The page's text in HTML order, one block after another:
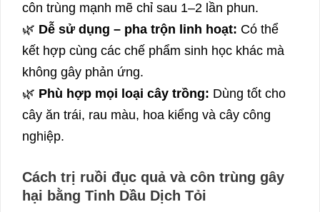
côn trùng mạnh mẽ chỉ sau 1–2 lần phun.
🌿 Dễ sử dụng – pha trộn linh hoạt: Có thể
kết hợp cùng các chế phẩm sinh học khác mà
không gây phản ứng.
🌿 Phù hợp mọi loại cây trồng: Dùng tốt cho
cây ăn trái, rau màu, hoa kiểng và cây công
nghiệp.
Cách trị ruồi đục quả và côn trùng gây
hại bằng Tinh Dầu Dịch Tỏi